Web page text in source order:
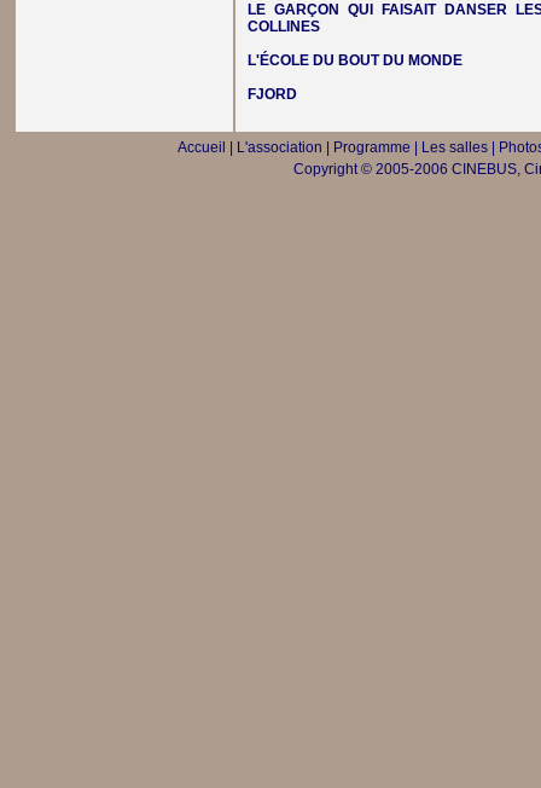
LE GARÇON QUI FAISAIT DANSER
COLLINES
L'ÉCOLE DU BOUT DU MONDE
FJORD
Accueil L'association Programme Les salles|
Copyright © 2005-2006 CINEBUS,